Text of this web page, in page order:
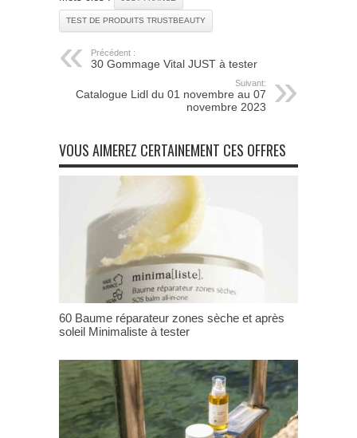
TEST DE PRODUITS TRUSTBEAUTY
Précédent :
30 Gommage Vital JUST à tester
Suivant:
Catalogue Lidl du 01 novembre au 07
novembre 2023
VOUS AIMEREZ CERTAINEMENT CES OFFRES
60 Baume réparateur zones sèche et après
soleil Minimaliste à tester